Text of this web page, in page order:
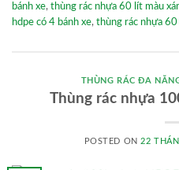
bánh xe, thùng rác nhựa 60 lít màu
hdpe có 4 bánh xe, thùng rác nhựa 60
THÙNG RÁC ĐA
Thùng rác nhựa
POSTED ON22